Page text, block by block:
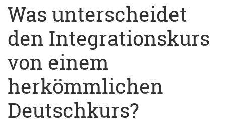
Was unterscheidet
den Integrationskurs
von einem
herkömmlichen
Deutschkurs?